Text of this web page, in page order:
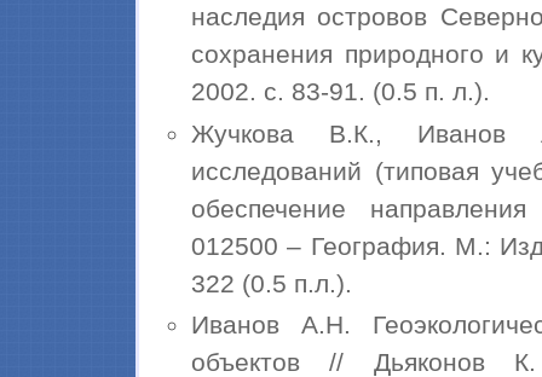
наследия островов
сохранения природного и
2002. с. 83-91. (0.5 п. л.).
Жучкова В.К., Иванов
исследований (типовая
обеспечение
012500 – География. М.:
322 (0.5 п.л.).
Иванов А.Н.
объектов // Дьяконов